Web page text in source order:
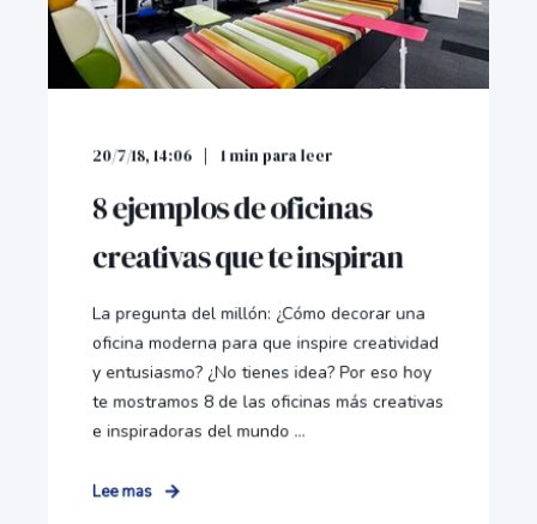
20/7/18, 14:06 1 min para leer
8 ejemplos de oficinas
creativas que te inspiran
La pregunta del millón: ¿Cómo decorar una
oficina moderna para que inspire creatividad
y entusiasmo? ¿No tienes idea? Por eso hoy
te mostramos 8 de las oficinas más creativas
e inspiradoras del mundo ...
Lee mas